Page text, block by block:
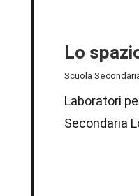
Lo
Scuola
Laboratori
Secondaria